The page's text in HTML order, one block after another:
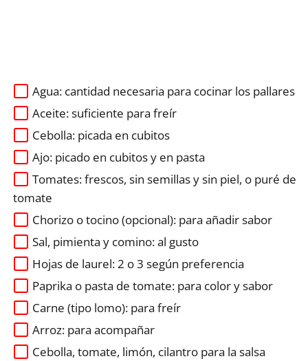
Agua: cantidad necesaria para cocinar los pallares
Aceite: suficiente para freír
Cebolla: picada en cubitos
Ajo: picado en cubitos y en pasta
Tomates: frescos, sin semillas y sin piel, o puré de
tomate
Chorizo o tocino (opcional): para añadir sabor
Sal, pimienta y comino: al gusto
Hojas de laurel: 2 o 3 según preferencia
Paprika o pasta de tomate: para color y sabor
Carne (tipo lomo): para freír
Arroz: para acompañar
Cebolla, tomate, limón, cilantro para la salsa